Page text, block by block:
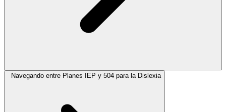
Navegando entre Planes IEP y 504 para la Dislexia